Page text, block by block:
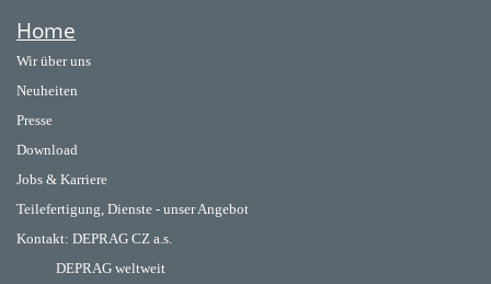
Home
Wir über uns
Neuheiten
Presse
Download
Jobs & Karriere
Teilefertigung, Dienste - unser Angebot
Kontakt: DEPRAG CZ a.s.
DEPRAG weltweit